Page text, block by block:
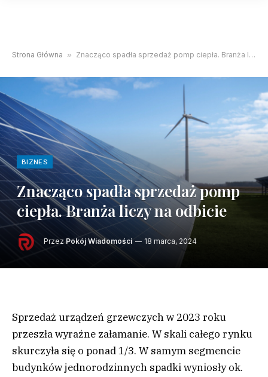
Strona Główna » Znacząco spadła sprzedaż pomp ciepła. Branża liczy na odbicie
BIZNES
Znacząco spadła sprzedaż pomp
ciepła. Branża liczy na odbicie
Przez Pokój Wiadomości 18 marca, 2024
Sprzedaż urządzeń grzewczych w 2023 roku
przeszła wyraźne załamanie. W skali całego rynku
skurczyła się o ponad 1/3. W samym segmencie
budynków jednorodzinnych spadki wyniosły ok.